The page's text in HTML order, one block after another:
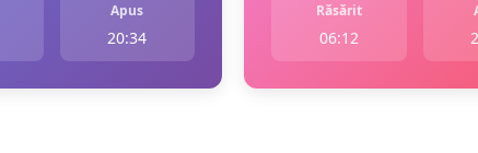
Apus
20:34
Răsărit
06:12